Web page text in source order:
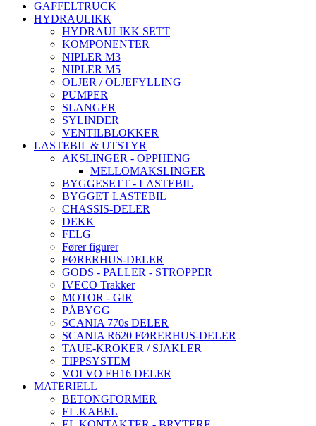
GAFFELTRUCK
HYDRAULIKK
HYDRAULIKK SETT
KOMPONENTER
NIPLER M3
NIPLER M5
OLJER / OLJEFYLLING
PUMPER
SLANGER
SYLINDER
VENTILBLOKKER
LASTEBIL & UTSTYR
AKSLINGER - OPPHENG
MELLOMAKSLINGER
BYGGESETT - LASTEBIL
BYGGET LASTEBIL
CHASSIS-DELER
DEKK
FELG
Fører figurer
FØRERHUS-DELER
GODS - PALLER - STROPPER
IVECO Trakker
MOTOR - GIR
PÅBYGG
SCANIA 770s DELER
SCANIA R620 FØRERHUS-DELER
TAUE-KROKER / SJAKLER
TIPPSYSTEM
VOLVO FH16 DELER
MATERIELL
BETONGFORMER
EL.KABEL